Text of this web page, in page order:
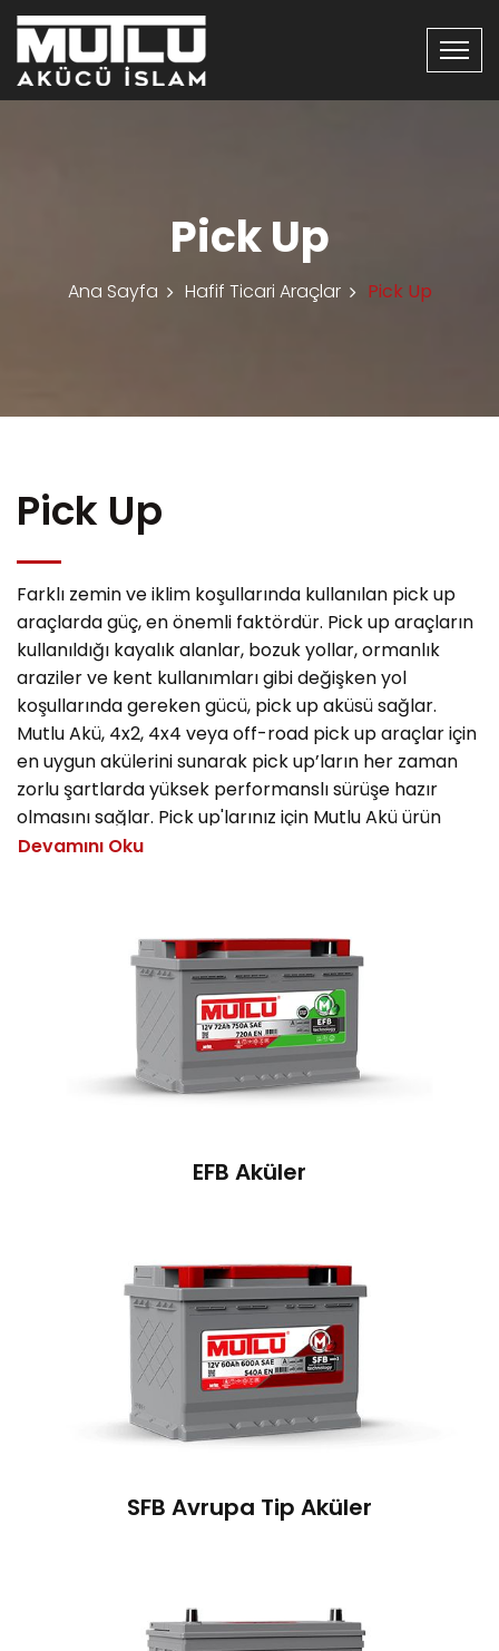
Pick Up
Ana Sayfa Hafif Ticari Araçlar Pick Up
Pick Up
Farklı zemin ve iklim koşullarında kullanılan pick up
araçlarda güç, en önemli faktördür. Pick up araçların
kullanıldığı kayalık alanlar, bozuk yollar, ormanlık
araziler ve kent kullanımları gibi değişken yol
koşullarında gereken gücü, pick up aküsü sağlar.
Mutlu Akü, 4x2, 4x4 veya off-road pick up araçlar için
en uygun akülerini sunarak pick up’ların her zaman
zorlu şartlarda yüksek performanslı sürüşe hazır
olmasını sağlar. Pick up'larınız için Mutlu Akü ürün
gamından EFB, SFB Avrupa Tip ve SFB Japon Tip
Aküleri, Start-Stop teknolojili pick up araçların EFB
Akü ihtiyacını karşılar. Standart özellikli pick up
araçlarda da daha uzun süreli ve yüksek performanslı
kullanım için Mutlu EFB Aküler tercih edilebilir. Mutlu
EFB Akü, standart akülere göre %30’a kadar daha
yüksek performans sunarken 2 kata kadar daha uzun
hızlı şarj alma özelliğiyle yola her zaman hazırdır.
performans sunar.
Mutlu Akü’nün pick up araçlara uygun diğer bir ürün
ailesi ise SFB Akülerdir. Mutlu SFB Japon Tip Aküler,
Asya kökenli ve Start-Stop özelliğine sahip olmayan
pick up araçlarda kullanılır. Mutlu SFB Avrupa Tip
Aküler ise Avrupa kökenli, Start-Stop özelliğine sahip
teknolojisi, araçların elektrik ihtiyacını üst düzeyde
karşılar ve uzun kullanım ömrü sayesinde araçların
performans sunar. Zorlu iklim şartlarındaki
performansı ve yüksek titreşim dayanımıyla Mutlu
Devamını Oku
EFB Aküler
SFB Avrupa Tip Aküler